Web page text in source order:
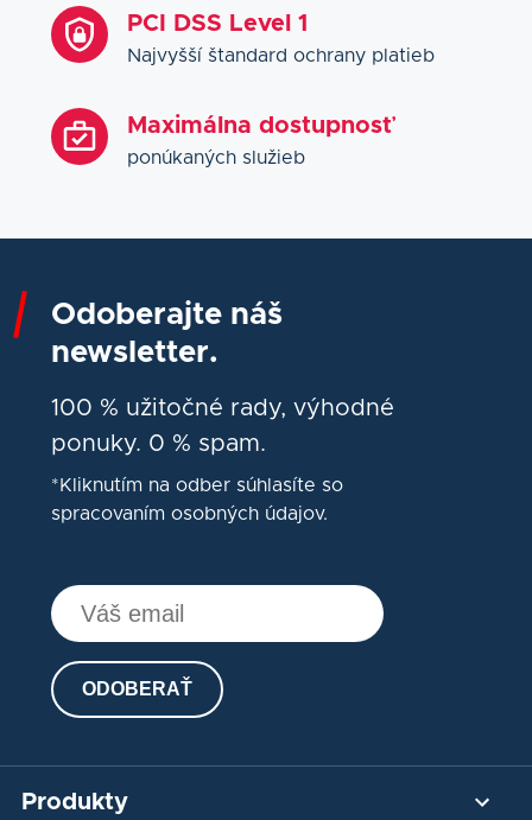
PCI DSS Level 1
Najvyšší štandard ochrany platieb
Maximálna dostupnosť
ponúkaných služieb
Odoberajte náš
newsletter.
100 % užitočné rady, výhodné
ponuky. 0 % spam.
*Kliknutím na odber súhlasíte so
spracovaním osobných údajov.
ODOBERAŤ
Produkty